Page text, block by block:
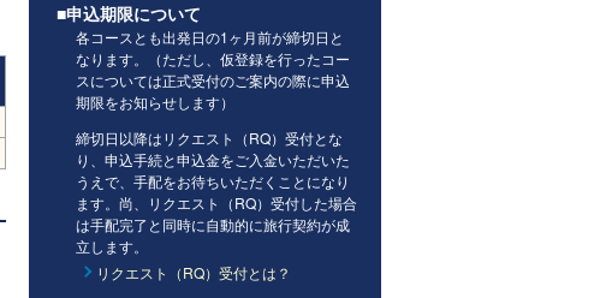
■申込期限について
各コースとも出発日の1ヶ月前が締切日と
なります。（ただし、仮登録を行ったコー
スについては正式受付のご案内の際に申込
期限をお知らせします）
締切日以降はリクエスト（RQ）受付とな
り、申込手続と申込金をご入金いただいた
うえで、手配をお待ちいただくことになり
ます。尚、リクエスト（RQ）受付した場合
は手配完了と同時に自動的に旅行契約が成
立します。
リクエスト（RQ）受付とは？